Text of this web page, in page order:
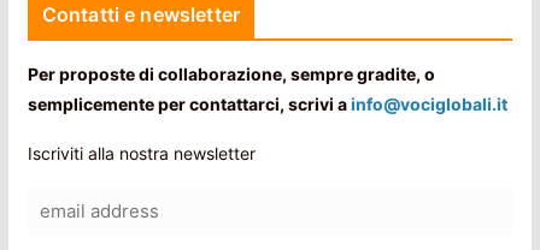
Contatti e newsletter
Per proposte di collaborazione, sempre gradite, o
semplicemente per contattarci, scrivi ainfo@vociglobali.it
Iscriviti alla nostra newsletter